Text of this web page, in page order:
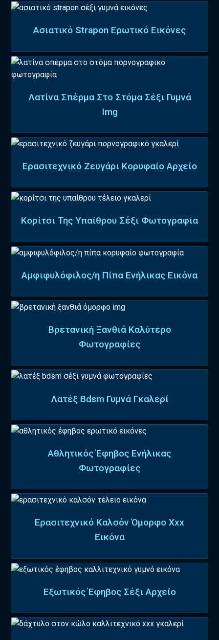
Ασιατικό Strapon Ερωτικό Εικόνες
Λατίνα Σπέρμα Στο Στόμα Σέξι Γυμνά
Img
Ερασιτεχνικό Ζευγάρι Κορυφαίο Αρχείο
Κορίτσι Της Υπαίθρου Σέξι Φωτογραφία
Αμφιφυλόφιλος/η Πίπα Ενήλικας Εικόνα
Βρετανική Ξανθιά Καλύτερο
Φωτογραφίες
Λατέξ Bdsm Γυμνά Γκαλερί
Αθλητικός Έφηβος Ενήλικας
Φωτογραφίες
Ερασιτεχνικό Καλσόν Όμορφο Xxx
Εικόνα
Εξωτικός Έφηβος Σέξι Αρχείο